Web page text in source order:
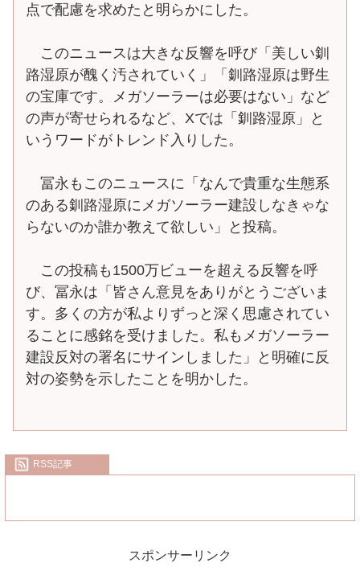
点で配慮を求めたと明らかにした。
このニュースは大きな反響を呼び「美しい釧
路湿原が醜く汚されていく」「釧路湿原は野生
の宝庫です。メガソーラーは必要はない」など
の声が寄せられるなど、Xでは「釧路湿原」と
いうワードがトレンド入りした。
冨永もこのニュースに「なんで貴重な生態系
のある釧路湿原にメガソーラー建設しなきゃな
らないのか誰か教えて欲しい」と投稿。
この投稿も1500万ビューを超える反響を呼
び、冨永は「皆さん意見をありがとうございま
す。多くの方が私よりずっと深く思慮されてい
ることに感銘を受けました。私もメガソーラー
建設反対の署名にサインしました」と明確に反
対の姿勢を示したことを明かした。
RSS記事
スポンサーリンク